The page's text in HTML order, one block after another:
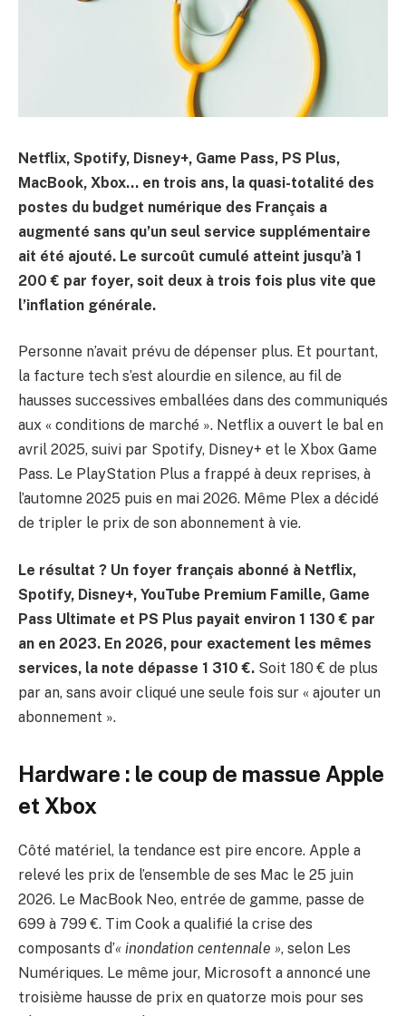
Netflix, Spotify, Disney+, Game Pass, PS Plus,
MacBook, Xbox… en trois ans, la quasi-totalité des
postes du budget numérique des Français a
augmenté sans qu’un seul service supplémentaire
ait été ajouté. Le surcoût cumulé atteint jusqu’à 1
200 € par foyer, soit deux à trois fois plus vite que
l’inflation générale.
Personne n’avait prévu de dépenser plus. Et pourtant,
la facture tech s’est alourdie en silence, au fil de
hausses successives emballées dans des communiqués
aux « conditions de marché ». Netflix a ouvert le bal en
avril 2025, suivi par Spotify, Disney+ et le Xbox Game
Pass. Le PlayStation Plus a frappé à deux reprises, à
l’automne 2025 puis en mai 2026. Même Plex a décidé
de tripler le prix de son abonnement à vie.
Le résultat ? Un foyer français abonné à Netflix,
Spotify, Disney+, YouTube Premium Famille, Game
Pass Ultimate et PS Plus payait environ 1 130 € par
an en 2023. En 2026, pour exactement les mêmes
services, la note dépasse 1 310 €. Soit 180 € de plus
par an, sans avoir cliqué une seule fois sur « ajouter un
abonnement ».
Hardware : le coup de massue Apple
et Xbox
Côté matériel, la tendance est pire encore. Apple a
relevé les prix de l’ensemble de ses Mac le 25 juin
2026. Le MacBook Neo, entrée de gamme, passe de
699 à 799 €. Tim Cook a qualifié la crise des
composants d’« inondation centennale », selon Les
Numériques. Le même jour, Microsoft a annoncé une
troisième hausse de prix en quatorze mois pour ses